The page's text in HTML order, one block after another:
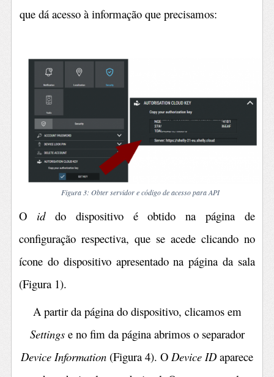
que dá acesso à informação que precisamos:
Figura 3: Obter servidor e código de acesso para API
O iddo dispositivo é obtido na página de
configuração respectiva, que se acede clicando no
ícone do dispositivo apresentado na página da sala
(Figura 1).
A partir da página do dispositivo, clicamos em
Settingse no fim da página abrimos o separador
Device Information (Figura 4). O Device ID aparece